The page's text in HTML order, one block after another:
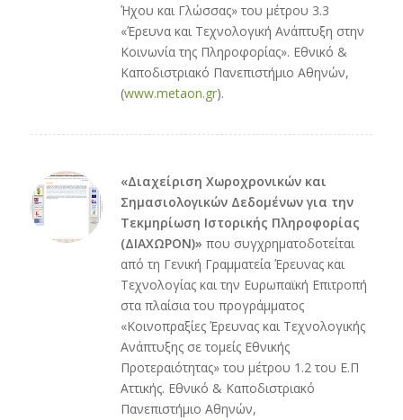
Ήχου και Γλώσσας» του μέτρου 3.3
«Έρευνα και Τεχνολογική Ανάπτυξη στην
Κοινωνία της Πληροφορίας». Εθνικό &
Καποδιστριακό Πανεπιστήμιο Αθηνών,
(www.metaon.gr).
«Διαχείριση Χωροχρονικών και
Σημασιολογικών Δεδομένων για την
Τεκμηρίωση Ιστορικής Πληροφορίας
(ΔΙΑΧΩΡΟΝ)» που συγχρηματοδοτείται
από τη Γενική Γραμματεία Έρευνας και
Τεχνολογίας και την Ευρωπαϊκή Επιτροπή
στα πλαίσια του προγράμματος
«Κοινοπραξίες Έρευνας και Τεχνολογικής
Ανάπτυξης σε τομείς Εθνικής
Προτεραιότητας» του μέτρου 1.2 του Ε.Π
Αττικής. Εθνικό & Καποδιστριακό
Πανεπιστήμιο Αθηνών,